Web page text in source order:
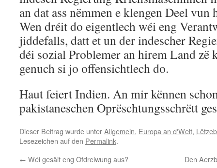
an dat ass nëmmen e klengen Deel
Wen dréit do eigentlech wéi eng
jiddefalls, datt et un der indescher
déi sozial Problemer an hirem Land zë
genuch si jo offensichtlech do.
Haut feiert Indien. An mir kënnen
pakistaneschen Oprëschtungsschrëtt
Dieser Beitrag wurde unterAllgemein, Europa an d'Welt,
Lesezeichen auf den Permalink.
← Wéi gesäit eng Ofdreiwung aus? Den